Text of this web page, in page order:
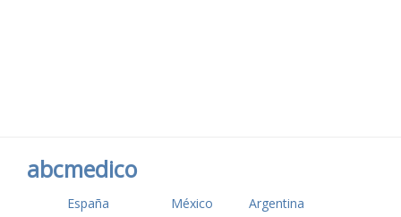
abcmedico
España México Argentina